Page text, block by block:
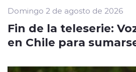
Domingo 2 de agosto de 2026
Fin de la teleserie:
en Chile para